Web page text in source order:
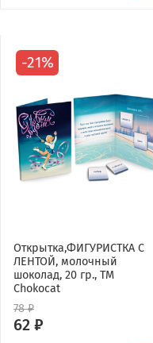
-21%
Открытка,ФИГУРИСТКА С
ЛЕНТОЙ, молочный
шоколад, 20 гр., TM
Chokocat
78 ₽
62 ₽